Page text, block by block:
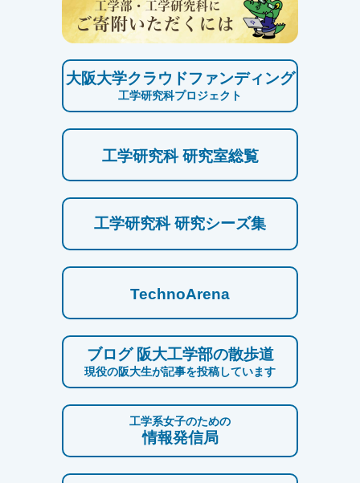
大阪大学クラウドファンディング
工学研究科プロジェクト
工学研究科 研究室総覧
工学研究科 研究シーズ集
TechnoArena
ブログ 阪大工学部の散歩道
現役の阪大生が記事を投稿しています
工学系女子のための
情報発信局